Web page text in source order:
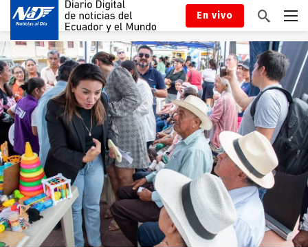
En vivo